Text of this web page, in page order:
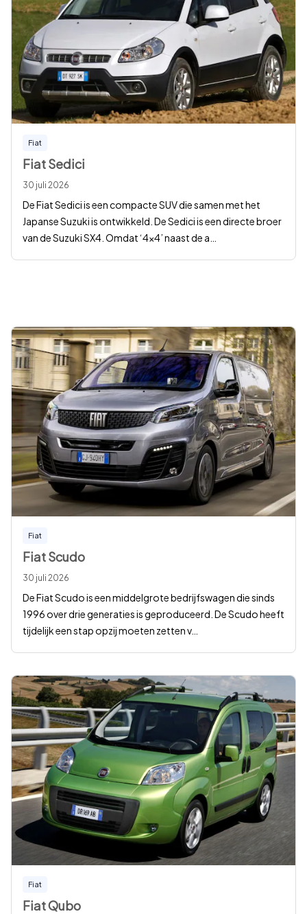
Fiat
Fiat Sedici
30 juli 2026
De Fiat Sedici is een compacte SUV die samen met het
Japanse Suzuki is ontwikkeld. De Sedici is een directe broer
van de Suzuki SX4. Omdat ‘4x4’ naast de a
Fiat
Fiat Scudo
30 juli 2026
De Fiat Scudo is een middelgrote bedrijfswagen die sinds
1996 over drie generaties is geproduceerd. De Scudo heeft
tijdelijk een stap opzij moeten zetten v…
Fiat
Fiat Qubo